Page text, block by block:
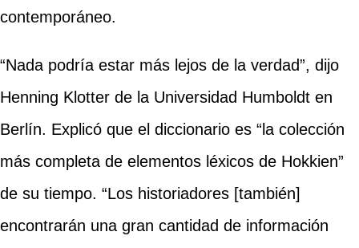
contemporáneo.
“Nada podría estar más lejos de la verdad”, dijo
Henning Klotter de la Universidad Humboldt en
Berlín. Explicó que el diccionario es “la colección
más completa de elementos léxicos de Hokkien”
de su tiempo. “Los historiadores [también]
encontrarán una gran cantidad de información